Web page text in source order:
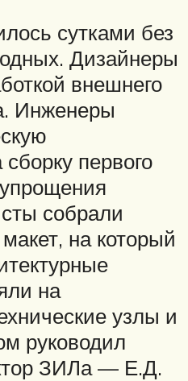
сутками без
Дизайнеры
внешнего
Инженеры
первого
собрали
на который
на
узлы и
руководил
ЗИЛа — Е.Д.